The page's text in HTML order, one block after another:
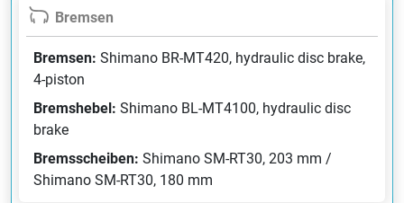
Bremsen
Bremsen: Shimano BR-MT420, hydraulic disc brake,
4-piston
Bremshebel: Shimano BL-MT4100, hydraulic disc
brake
Bremsscheiben: Shimano SM-RT30, 203 mm /
Shimano SM-RT30, 180 mm